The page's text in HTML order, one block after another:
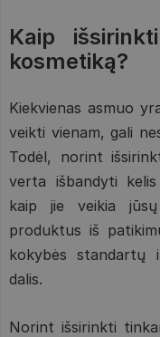
Kaip
kosmetiką?
Kiekvienas asmuo
veikti vienam, gali
Todėl, norint
verta išbandyti
kaip jie veikia
produktus iš
kokybės standartų
dalis.
Norint išsirinkti